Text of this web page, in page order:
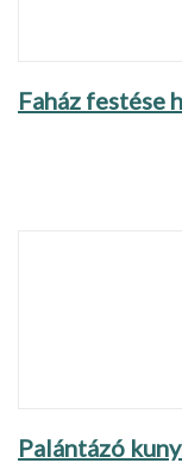
Faház festése
Palántázó